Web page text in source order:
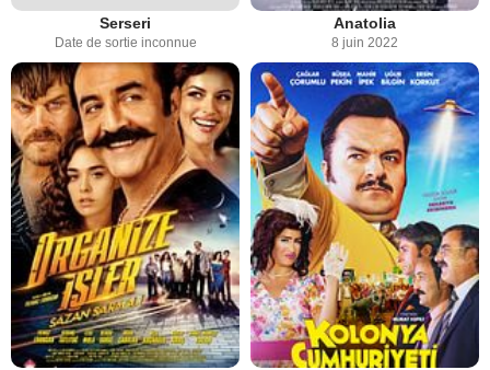
Serseri
Date de sortie inconnue
Anatolia
8 juin 2022